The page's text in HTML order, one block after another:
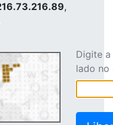
,
Digite
lado no